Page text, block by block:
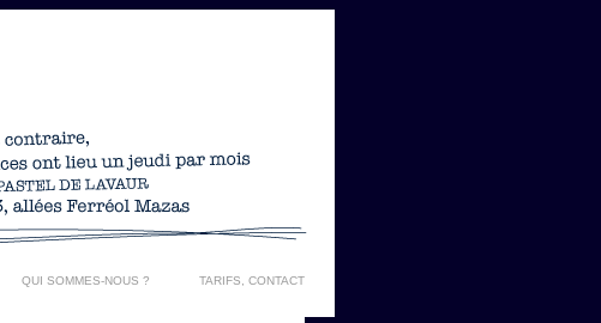
QUI SOMMES-NOUS ? TARIFS, CONTACT